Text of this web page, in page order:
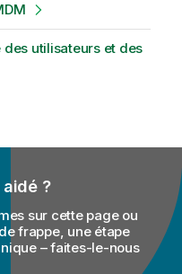
utilisateurs et des
?
sur cette page ou
frappe, une étape
– faites-le-nous